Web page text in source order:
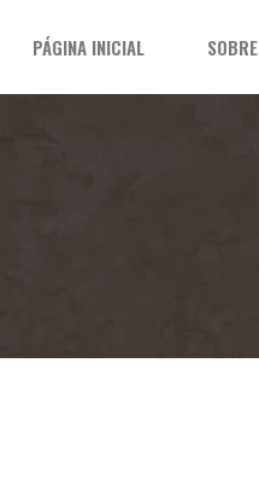
PÁGINA INICIAL SOBRE